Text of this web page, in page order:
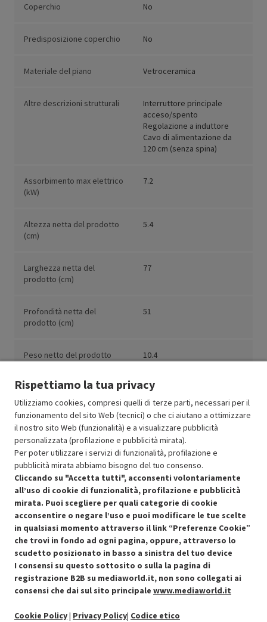
Coperchio No
Predisposizione coperchio No
Materiale del piano Vetroceramica
Altre descrizioni strutturali
Interruttore principale
acceso/spento
Regolazione a induttore
Cavo di alimentazione da
120 cm (senza spina)
Assorbimento max elettrico
(kW)
7.2
Altezza netta del prodotto
(cm)
5.4
Larghezza netta del
prodotto (cm)
77
Profondità netta del
prodotto (cm)
51
Peso netto del prodotto
10.4
Resi e garanzie
Stato prodotti
Condizioni generali di vendita Recedere dal contratto qui
Rispettiamo la tua privacy
Utilizziamo cookies, compresi quelli di terze parti, necessari per il
funzionamento del sito Web (tecnici) o che ci aiutano a ottimizzare
il nostro sito Web (funzionalità) e a visualizzare pubblicità
personalizzata (profilazione e pubblicità mirata).
Per poter utilizzare i servizi di funzionalità, profilazione e
pubblicità mirata abbiamo bisogno del tuo consenso.
Cliccando su "Accetta tutti", acconsenti volontariamente
all’uso di cookie di funzionalità, profilazione e pubblicità
mirata. Puoi scegliere per quali categorie di cookie
acconsentire o negare l’uso e puoi modificare le tue scelte
in qualsiasi momento attraverso il link “Preferenze Cookie”
che trovi in fondo ad ogni pagina, oppure, attraverso lo
scudetto posizionato in basso a sinistra del tuo device
I consensi su questo sottosito o sulla la pagina di
registrazione B2B su mediaworld.it, non sono collegati ai
consensi che dai sul sito principale www.mediaworld.it
Cookie Policy| Privacy Policy| Codice etico